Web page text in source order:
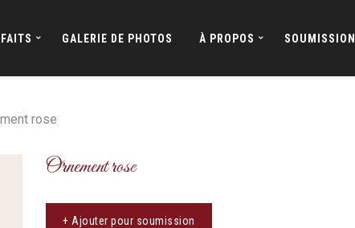
GALERIE DE PHOTOS À PROPOS SOUMISSION
rose
Ornement rose
+ Ajouter pour soumission